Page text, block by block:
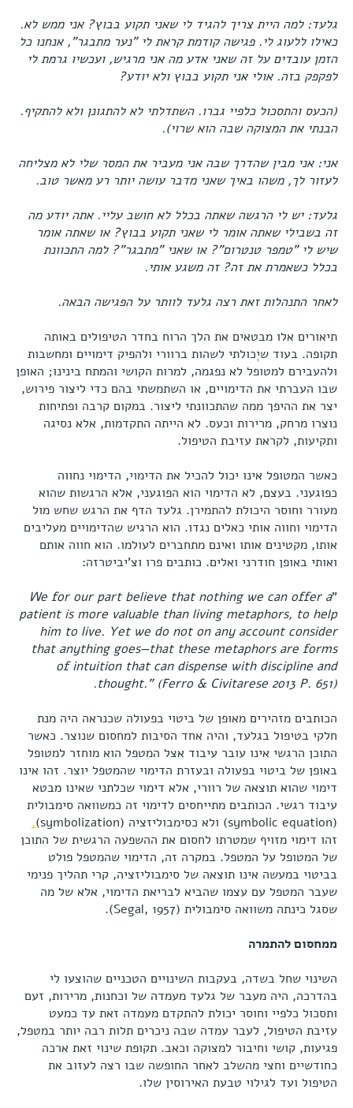
גלעד: למה היית צריך להגיד לי שאני תקוע בבוץ? אני ממש לא.
כאילו ללעוג לי. פגישה קודמת קראת לי "נער מתבגר", אנחנו כל
הזמן עובדים על זה שאני אדע מה אני מרגיש, ועכשיו גרמת לי
לפקפק בזה. אולי אני תקוע בבוץ ולא יודע?
(הכעס והתסכול כלפיי גברו. השתדלתי לא להתגונן ולא להתקיף.
הבנתי את המצוקה שבה הוא שרוי).
אני: אני מבין שהדרך שבה אני מעביר את המסר שלי לא מצליחה
לעזור לך, משהו באיך שאני מדבר עושה יותר רע מאשר טוב.
גלעד: יש לי הרגשה שאתה בכלל לא חושב עליי. אתה יודע מה
זה בשבילי שאתה אומר לי שאני תקוע בבוץ? או שאתה אומר
שיש לי "טמפר טנטרום"? או שאני "מתבגר"? למה התכוונת
בכלל כשאמרת את זה? זה משגע אותי.
לאחר התנהלות זאת רצה גלעד לוותר על הפגישה הבאה.
תיאורים אלו מבטאים את הלך הרוח בחדר הטיפולים באותה
תקופה. בעוד שיְכולתי לשהות ברוורי ולהפיק דימויים ומחשבות
ולהעבירם למטופל לא נפגמה, למרות הקושי והמתח בינינו; האופן
שבו העברתי את הדימויים, או השתמשתי בהם כדי ליצור פירוש,
יצר את ההיפך ממה שהתכוונתי ליצור. במקום קרבה ופתיחות
נוצרו מרחק, מרירות וכעס. לא הייתה התקדמות, אלא נסיגה
ותקיעות, לקראת עזיבת הטיפול.
כאשר המטופל אינו יכול להכיל את הדימוי, הדימוי נחווה
כפוגעני. בעצם, לא הדימוי הוא הפוגעני, אלא הרגשות שהוא
מעורר וחוסר היכולת להתמירן. גלעד הדף את הרגש שחש מול
הדימוי וחווה אותי כאלים נגדו. הוא הרגיש שהדימויים מעליבים
אותו, מקטינים אותו ואינם מתחברים לעולמו. הוא חווה אותם
ואותי באופן חודרני ואלים. כותבים פרו וצ'יביטרזה:
"
We for our part believe that nothing we can offer a
patient is more valuable than living metaphors, to help
him to live. Yet we do not on any account consider
that anything goes—that these metaphors are forms
of intuition that can dispense with discipline and
thought." (Ferro & Civitarese 2013 P. 651)
.
הכותבים מזהירים מאופן של ביטוי בפעולה שכנראה היה מנת
חלקי בטיפול בגלעד, והיה אחד הסיבות למחסום שנוצר. כאשר
התוכן הרגשי אינו עובר עיבוד אצל המטפל הוא מוחזר למטופל
באופן של ביטוי בפעולה ובעזרת הדימוי שהמטפל יוצר. זהו אינו
דימוי שהוא תוצאה של רוורי, אלא דימוי שכלתני שאינו מבטא
עיבוד רגשי. הכותבים מתייחסים לדימוי זה כמשוואה סימבולית
(symbolic equation) ולא כסימבוליזציה (symbolization)
.
זהו דימוי מזויף שמטרתו לחסום את ההשפעה הרגשית של התוכן
של המטופל על המטפל. במקרה זה, הדימוי שהמטפל פולט
בביטוי במעשה אינו תוצאה של סימבוליזציה, קרי תהליך פנימי
שעבר המטפל עם עצמו שהביא לבריאת הדימוי, אלא של מה
שסגל כינתה משוואה סימבולית (Segal, 1957).
ממחסום להתמרה
השינוי שחל בשדה, בעקבות השינויים הטכניים שהוצעו לי
בהדרכה, היה מעבר של גלעד מעמדה של וכחנות, מרירות, זעם
ותסכול כלפיי וחוסר יכולת להתקדם מעמדה זאת עד כמעט
עזיבת הטיפול, לעבר עמדה שבה ניכרים תלות רבה יותר במטפל,
פגיעות, קושי וחיבור למצוקה וכאב. תקופת שינוי זאת ארכה
כחודשיים וחצי מהשלב לאחר החופשה שבו רצה לעזוב את
הטיפול ועד לגילוי טבעת האירוסין שלו.